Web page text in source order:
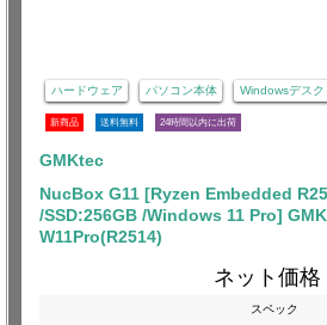
ハードウェア パソコン本体 Windowsデスク
新商品 送料無料 24時間以内に出荷
GMKtec
NucBox G11 [Ryzen Embedded
/SSD:256GB /Windows 11 Pro]
W11Pro(R2514)
ネット価格
スペック